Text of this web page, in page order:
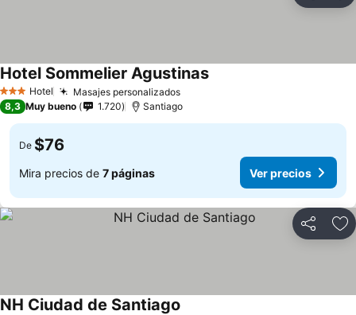
3 Estrellas
Hotel Masajes personalizados
Hotel Sommelier Agustinas
8,3 Muy bueno 1.720 Santiago
De $76
Mira precios de 7 páginas Ver precios
Compartir
NH Ciudad de Santiago